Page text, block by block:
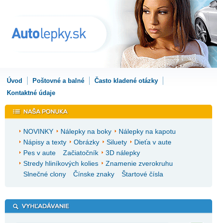
Úvod Poštovné a balné
Často kladené otázky
Kontaktné údaje
NOVINKY Nálepky na boky
Nálepky na kapotu
Nápisy a texty
Obrázky Siluety
Dieťa v aute
Pes v aute
Začiatočník
3D nálepky
Stredy hliníkových kolies
Znamenie zverokruhu
Slnečné clony
Čínske znaky Štartové čísla